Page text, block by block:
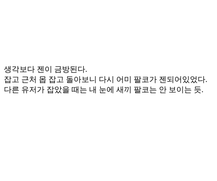
생각보다 젠이 금방된다.
잡고 근처 몹 잡고 돌아보니 다시 어미 팔코가 젠되어있었다.
다른 유저가 잡았을 때는 내 눈에 새끼 팔코는 안 보이는 듯.